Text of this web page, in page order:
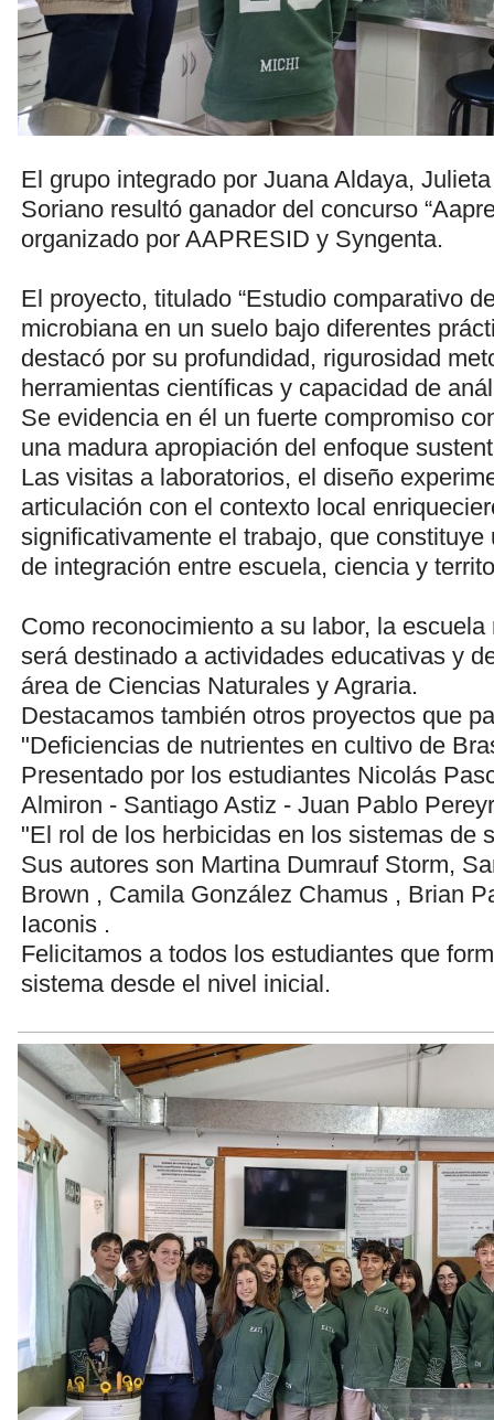
El grupo integrado por Juana Aldaya,
Soriano resultó ganador del concurso
organizado por AAPRESID y Syngenta.
El proyecto, titulado “Estudio comparativo
microbiana en un suelo bajo diferentes
destacó por su profundidad, rigurosidad
herramientas científicas y capacidad de
Se evidencia en él un fuerte compromiso
una madura apropiación del enfoque
Las visitas a laboratorios, el diseño
articulación con el contexto local
significativamente el trabajo, que constituye
de integración entre escuela, ciencia y
Como reconocimiento a su labor, la
será destinado a actividades educativas y
área de Ciencias Naturales y Agraria.
Destacamos también otros proyectos que
"Deficiencias de nutrientes en cultivo de
Presentado por los estudiantes Nicolás
Almiron - Santiago Astiz - Juan Pablo
"El rol de los herbicidas en los sistemas de
Sus autores son Martina Dumrauf Storm,
Brown , Camila González Chamus , Brian
Iaconis .
Felicitamos a todos los estudiantes que
sistema desde el nivel inicial.